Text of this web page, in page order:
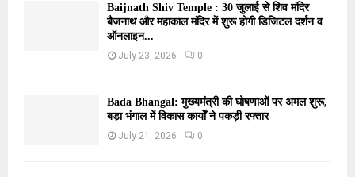
Baijnath Shiv Temple : 30 जुलाई से शिव मंदिर
बैजनाथ और महाकाल मंदिर में शुरू होगी डिजिटल दर्शन व
ऑनलाइन...
July 23, 2026 0
Bada Bhangal: मुख्यमंत्री की घोषणाओं पर अमल शुरू,
बड़ा भंगाल में विकास कार्यों ने पकड़ी रफ्तार
July 21, 2026 0